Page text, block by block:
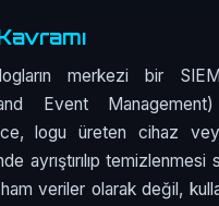
merkezi bir
Event
logu üreten cihaz
ayrıştırılıp temizlenmesi
veriler olarak değil,